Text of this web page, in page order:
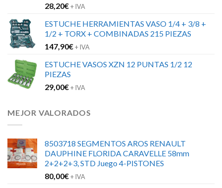
28,20€+ IVA
ESTUCHE HERRAMIENTAS VASO 1/4 + 3/8 +
1/2 + TORX + COMBINADAS 215 PIEZAS
147,90€+ IVA
ESTUCHE VASOS XZN 12 PUNTAS 1/2 12
PIEZAS
29,00€+ IVA
MEJOR VALORADOS
8503718 SEGMENTOS AROS RENAULT
DAUPHINE FLORIDA CARAVELLE 58mm
2+2+2+3, STD Juego 4-PISTONES
80,00€+ IVA